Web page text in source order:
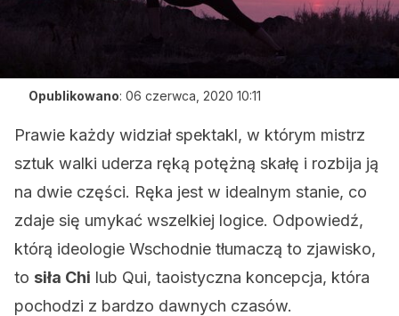
Opublikowano: 06 czerwca, 2020 10:11
Prawie każdy widział spektakl, w którym mistrz
sztuk walki uderza ręką potężną skałę i rozbija ją
na dwie części. Ręka jest w idealnym stanie, co
zdaje się umykać wszelkiej logice. Odpowiedź,
którą ideologie Wschodnie tłumaczą to zjawisko,
to siła Chi lub Qui, taoistyczna koncepcja, która
pochodzi z bardzo dawnych czasów.